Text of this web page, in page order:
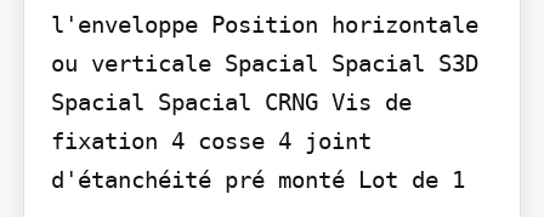
l'enveloppe Position horizontale
ou verticale Spacial Spacial S3D
Spacial Spacial CRNG Vis de
fixation 4 cosse 4 joint
d'étanchéité pré monté Lot de 1